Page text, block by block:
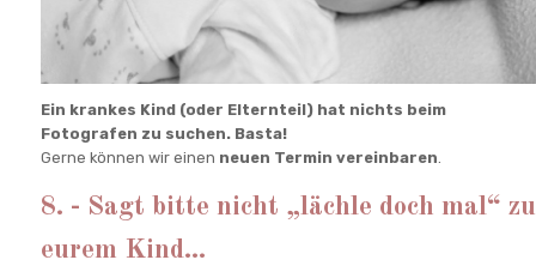
Ein krankes Kind (oder Elternteil) hat nichts beim
Fotografen zu suchen. Basta!
Gerne können wir einen neuen Termin vereinbaren.
8. - Sagt bitte nicht „lächle doch mal“ zu
eurem Kind...